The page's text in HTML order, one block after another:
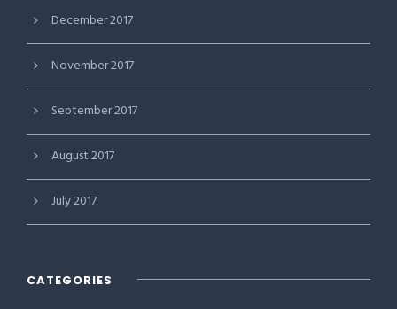
December 2017
November 2017
September 2017
August 2017
July 2017
CATEGORIES